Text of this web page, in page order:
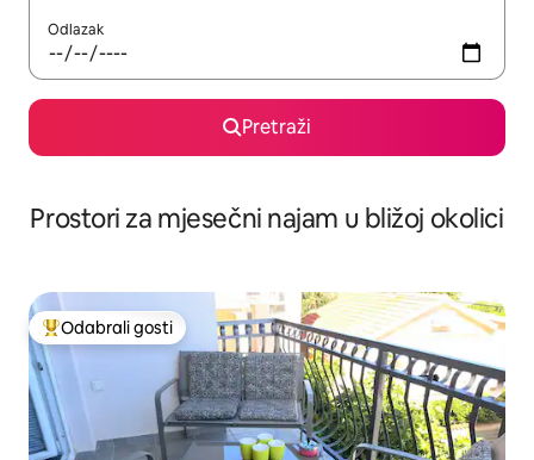
Odlazak
Pretraži
Prostori za mjesečni najam u bližoj okolici
Među najviše rangiranima s oznakom „Odabrali gosti”
Odabrali gosti